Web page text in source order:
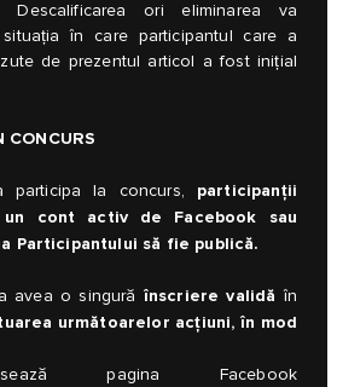
Descalificarea ori eliminarea va
în care participantul care a
de prezentul articol a fost inițial
CONCURS
participa la concurs, participanții
cont activ de Facebook sau
Participantului să fie publică.
avea o singură înscriere validă în
următoarelor acțiuni, în mod
pagina Facebook